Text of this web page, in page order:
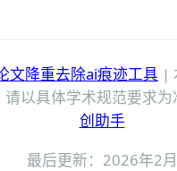
文降重去除ai痕迹工具 |
以具体学术规范要求为
创助手
最后更新：2026年2月